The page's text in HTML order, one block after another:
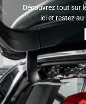
Découvrez tout sur
ici et restez